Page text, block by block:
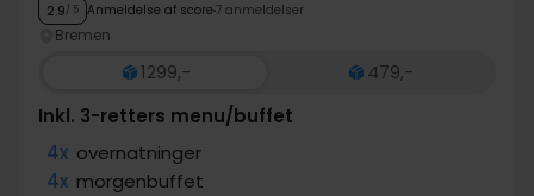
2.9/ 5 Anmeldelse af score7 anmeldelser
Bremen
1299,-
479,-
Inkl. 3-retters menu/buffet
4x overnatninger
4x morgenbuffet